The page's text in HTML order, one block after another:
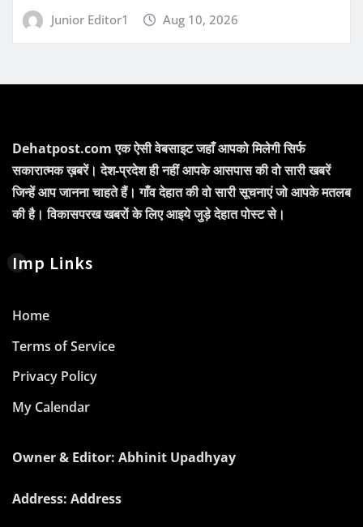
Junior Editor1 Aug 10, 2026
Dehatpost.com एक ऐसी वेबसाइट जहाँ आपको मिलेगी सिर्फ
सकारात्मक ख़बरें। देश-प्रदेश ही नहीं आपके आसपास की वो सारी खबरें
जिन्हें आप जानना चाहते हैं। गाँव देहात की वो सारी सूचनाएं जो आपके मतलब
की है। विकासपरख खबरों के लिए आइये जुड़े देहात पोस्ट से।
Imp Links
Home
Terms of Service
Privacy Policy
My Calendar
Owner & Editor: Abhinit Upadhyay
Address: Address